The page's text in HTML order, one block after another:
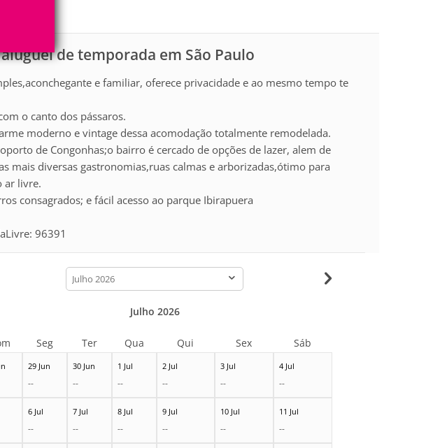
de temporada em São Paulo
e familiar, oferece privacidade e ao mesmo tempo te
o canto dos pássaros.
moderno e vintage dessa acomodação totalmente remodelada.
de Congonhas;o bairro é cercado de opções de lazer, alem de
mais diversas gastronomias,ruas calmas e arborizadas,ótimo para
ar livre.
consagrados; e fácil acesso ao parque Ibirapuera
96391
calendar-
month
29 Jun
--
30 Jun
--
1 Jul
--
2 Jul
--
3 Jul
--
4 Jul
--
6 Jul
--
7 Jul
--
8 Jul
--
9 Jul
--
10 Jul
--
11 Jul
--
Julho 2026
Seg Ter Qua Qui Sex Sáb